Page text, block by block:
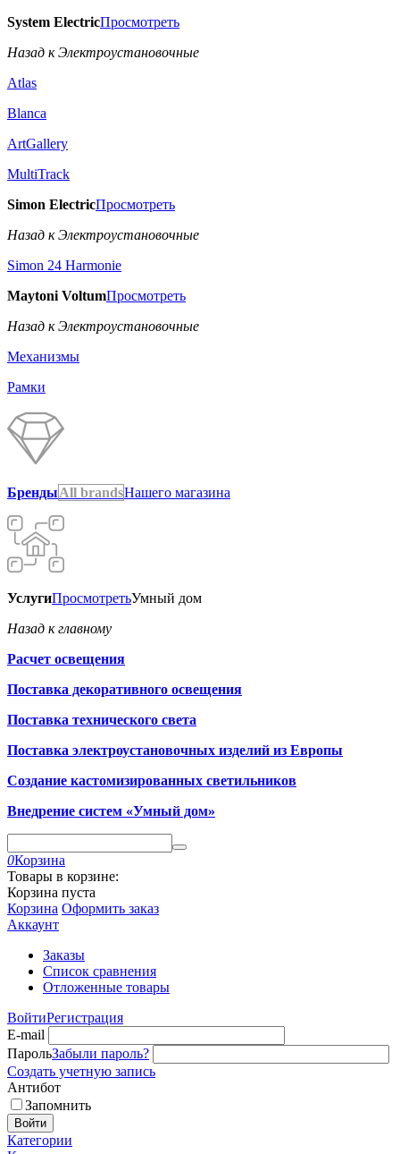
System ElectricПросмотреть
Назад к Электроустановочные
Atlas
Blanca
ArtGallery
MultiTrack
Simon ElectricПросмотреть
Назад к Электроустановочные
Simon 24 Harmonie
Maytoni VoltumПросмотреть
Назад к Электроустановочные
Механизмы
Рамки
БрендыAll brandsНашего магазина
УслугиПросмотретьУмный дом
Назад к главному
Расчет освещения
Поставка декоративного освещения
Поставка технического света
Поставка электроустановочных изделий из Европы
Создание кастомизированных светильников
Внедрение систем «Умный дом»
0Корзина
Товары в корзине:
Корзина пуста
Корзина Оформить заказ
Аккаунт
Заказы
Список сравнения
Отложенные товары
ВойтиРегистрация
E-mail
ПарольЗабыли пароль?
Создать учетную запись
Антибот
Запомнить
Войти
Категории